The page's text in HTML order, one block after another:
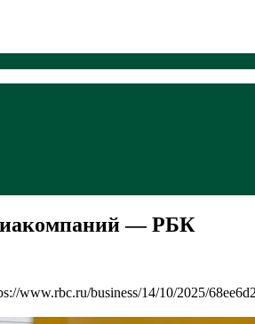
— РБК
business/14/10/2025/